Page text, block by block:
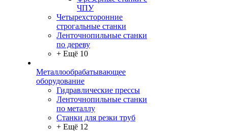
ЧПУ
Четырехсторонние
строгальные станки
Ленточнопильные станки
по дереву
+ Ещё 10
Металлообрабатывающее
оборудование
Гидравлические прессы
Ленточнопильные станки
по металлу
Станки для резки труб
+ Ещё 12